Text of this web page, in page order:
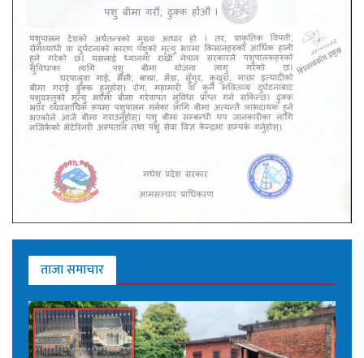
ताजा समाचार